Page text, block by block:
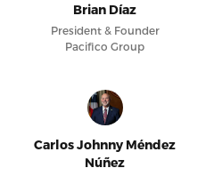
Brian Díaz
President & Founder
Pacifico Group
Carlos Johnny Méndez
Núñez